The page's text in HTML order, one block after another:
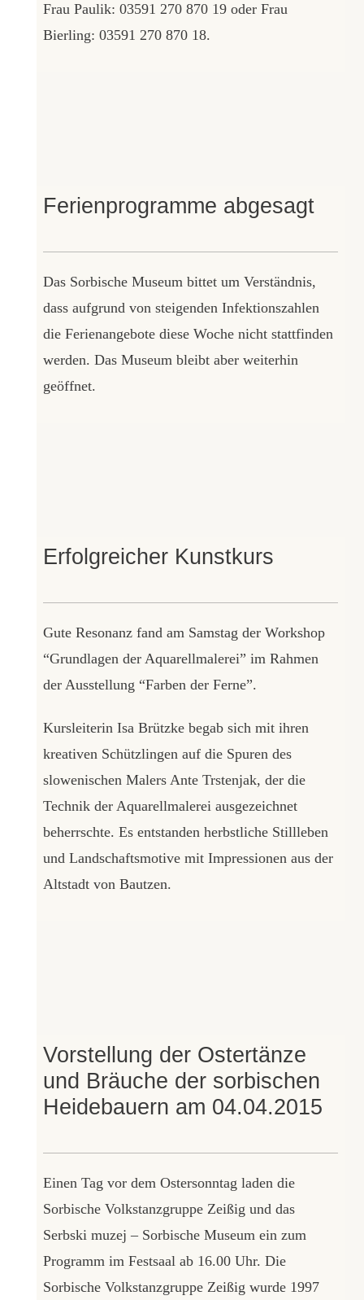
Frau Paulik: 03591 270 870 19 oder Frau
Bierling: 03591 270 870 18.
Ferienprogramme abgesagt
Das Sorbische Museum bittet um Verständnis,
dass aufgrund von steigenden Infektionszahlen
die Ferienangebote diese Woche nicht stattfinden
werden. Das Museum bleibt aber weiterhin
geöffnet.
Erfolgreicher Kunstkurs
Gute Resonanz fand am Samstag der Workshop
“Grundlagen der Aquarellmalerei” im Rahmen
der Ausstellung “Farben der Ferne”.
Kursleiterin Isa Brützke begab sich mit ihren
kreativen Schützlingen auf die Spuren des
slowenischen Malers Ante Trstenjak, der die
Technik der Aquarellmalerei ausgezeichnet
beherrschte. Es entstanden herbstliche Stillleben
und Landschaftsmotive mit Impressionen aus der
Altstadt von Bautzen.
Vorstellung der Ostertänze
und Bräuche der sorbischen
Heidebauern am 04.04.2015
Einen Tag vor dem Ostersonntag laden die
Sorbische Volkstanzgruppe Zeißig und das
Serbski muzej – Sorbische Museum ein zum
Programm im Festsaal ab 16.00 Uhr. Die
Sorbische Volkstanzgruppe Zeißig wurde 1997